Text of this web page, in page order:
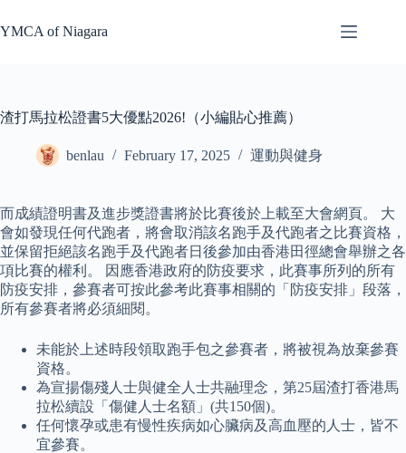
to
content
YMCA of Niagara
渣打馬拉松證書5大優點2026!（小編貼心推薦）
benlau February 17, 2025 運動與健身
而成績證明書及進步獎證書將於比賽後於上載至大會網頁。 大
會如發現任何代跑者，將會取消該名跑手及代跑者之比賽資格，
並保留拒絕該名跑手及代跑者日後參加由香港田徑總會舉辦之各
項比賽的權利。 因應香港政府的防疫要求，此賽事所列的所有
防疫安排，參賽者可按此參考此賽事相關的「防疫安排」段落，
所有參賽者將必須細閱。
未能於上述時段領取跑手包之參賽者，將被視為放棄參賽
資格。
為宣揚傷殘人士與健全人士共融理念，第25屆渣打香港馬
拉松續設「傷健人士名額」(共150個)。
任何懷孕或患有慢性疾病如心臟病及高血壓的人士，皆不
宜參賽。